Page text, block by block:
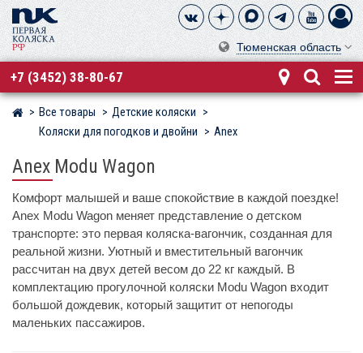
Тюменская область
+7 (3452) 38-80-67
Магазин детских колясок
Все товары
Детские коляски
Коляски для погодков и двойни
Anex
Anex Modu Wagon
Комфорт малышей и ваше спокойствие в каждой поездке!
Anex Modu Wagon меняет представление о детском
транспорте: это первая коляска-вагончик, созданная для
реальной жизни. Уютный и вместительный вагончик
рассчитан на двух детей весом до 22 кг каждый. В
комплектацию прогулочной коляски Modu Wagon входит
большой дождевик, который защитит от непогоды
маленьких пассажиров.